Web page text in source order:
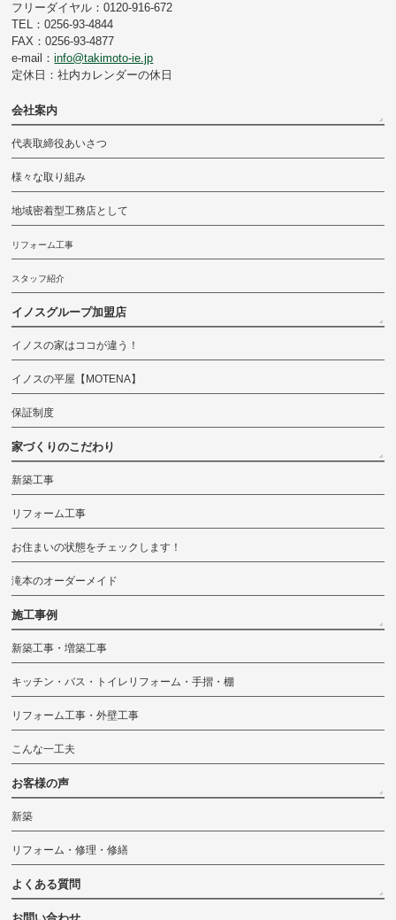
フリーダイヤル：0120-916-672
TEL：0256-93-4844
FAX：0256-93-4877
e-mail：info@takimoto-ie.jp
定休日：社内カレンダーの休日
会社案内
代表取締役あいさつ
様々な取り組み
地域密着型工務店として
リフォーム工事
スタッフ紹介
イノスグループ加盟店
イノスの家はココが違う！
イノスの平屋【MOTENA】
保証制度
家づくりのこだわり
新築工事
リフォーム工事
お住まいの状態をチェックします！
滝本のオーダーメイド
施工事例
新築工事・増築工事
キッチン・バス・トイレリフォーム・手摺・棚
リフォーム工事・外壁工事
こんな一工夫
お客様の声
新築
リフォーム・修理・修繕
よくある質問